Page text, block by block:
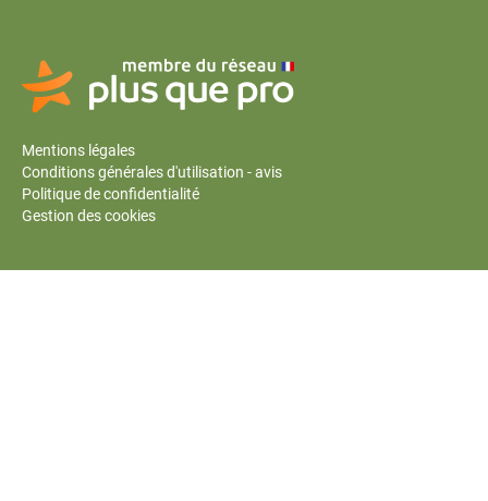
Mentions légales
Conditions générales d'utilisation - avis
Politique de confidentialité
Gestion des cookies